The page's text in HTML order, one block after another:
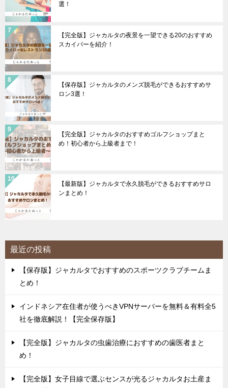
選！
【完全版】ジャカルタの夜景を一望できる20のおすすめ
スカイバーを紹介！
【保存版】ジャカルタのメンズ脱毛ができるおすすめサ
ロン3選！
【完全版】ジャカルタのおすすめゴルフショップまと
め！初心者から上級者まで！
【最新版】ジャカルタで永久脱毛ができるおすすめサロ
ンまとめ！
最近の投稿
【保存版】ジャカルタでおすすめのスポーツクラブチームま
とめ！
インドネシア在住者が使うべきVPNサーバーを無料＆有料全5
社を徹底解説！【完全保存版】
【完全版】ジャカルタの虫歯治療におすすめの歯医者まと
め！
【完全版】女子目線で選ぶセンスが光るジャカルタお土産ま